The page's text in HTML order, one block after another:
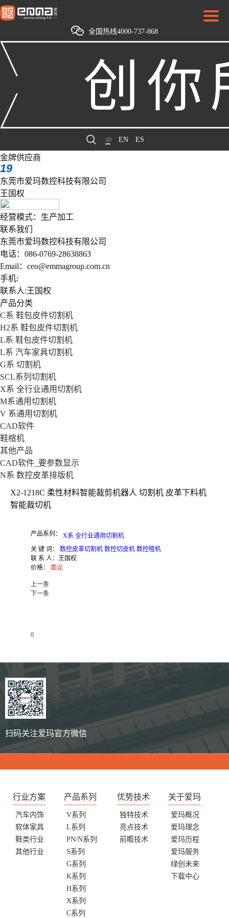
全国热线4000-737-868
中 EN ES
金牌供应商
19
东莞市爱玛数控科技有限公司
王国权
经营模式：生产加工
联系我们
东莞市爱玛数控科技有限公司
电话：086-0769-28638863
Email：ceo@emmagroup.com.cn
手机:
联系人:王国权
产品分类
C系 鞋包皮件切割机
H2系 鞋包皮件切割机
L系 鞋包皮件切割机
L系 汽车家具切割机
G系 切割机
SCL系列切割机
X系 全行业通用切割机
M系通用切割机
V 系通用切割机
CAD软件
鞋楦机
其他产品
CAD软件_要参数显示
N系 数控皮革排版机
X2-1218C 柔性材料智能裁剪机器人 切割机 皮革下料机
智能裁切机
产品系列： X系 全行业通用切割机
关 键 词：
数控皮革切割机 数控切皮机 数控楦机
联 系 人： 王国权
价格： 面议
上一条
下一条
0
扫码关注爱玛官方微信
行业方案
汽车内饰
软体家具
鞋类行业
其他行业
产品系列
V系列
L系列
PN/N系列
S系列
G系列
K系列
H系列
X系列
C系列
优势技术
独特技术
亮点技术
前瞻技术
关于爱玛
爱玛概况
爱玛理念
爱玛历程
爱玛服务
绿创未来
下载中心